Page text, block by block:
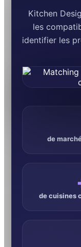
Kitchen
les
identifier les
de
de cuisines